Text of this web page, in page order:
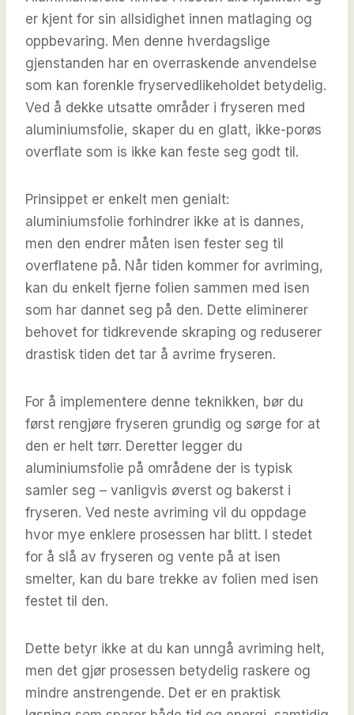
er kjent for sin allsidighet innen matlaging og
oppbevaring. Men denne hverdagslige
gjenstanden har en overraskende anvendelse
som kan forenkle fryservedlikeholdet betydelig.
Ved å dekke utsatte områder i fryseren med
aluminiumsfolie, skaper du en glatt, ikke-porøs
overflate som is ikke kan feste seg godt til.
Prinsippet er enkelt men genialt:
aluminiumsfolie forhindrer ikke at is dannes,
men den endrer måten isen fester seg til
overflatene på. Når tiden kommer for avriming,
kan du enkelt fjerne folien sammen med isen
som har dannet seg på den. Dette eliminerer
behovet for tidkrevende skraping og reduserer
drastisk tiden det tar å avrime fryseren.
For å implementere denne teknikken, bør du
først rengjøre fryseren grundig og sørge for at
den er helt tørr. Deretter legger du
aluminiumsfolie på områdene der is typisk
samler seg – vanligvis øverst og bakerst i
fryseren. Ved neste avriming vil du oppdage
hvor mye enklere prosessen har blitt. I stedet
for å slå av fryseren og vente på at isen
smelter, kan du bare trekke av folien med isen
festet til den.
Dette betyr ikke at du kan unngå avriming helt,
men det gjør prosessen betydelig raskere og
mindre anstrengende. Det er en praktisk